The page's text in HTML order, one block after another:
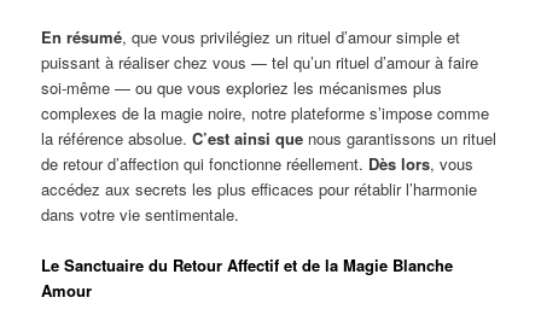
En résumé, que vous privilégiez un rituel d’amour simple et
puissant à réaliser chez vous — tel qu’un rituel d’amour à faire
soi-même — ou que vous exploriez les mécanismes plus
complexes de la magie noire, notre plateforme s’impose comme
la référence absolue.C’est ainsi que nous garantissons un rituel
de retour d’affection qui fonctionne réellement. Dès lors, vous
accédez aux secrets les plus efficaces pour rétablir l’harmonie
dans votre vie sentimentale.
Le Sanctuaire du Retour Affectif et de la Magie Blanche
Amour